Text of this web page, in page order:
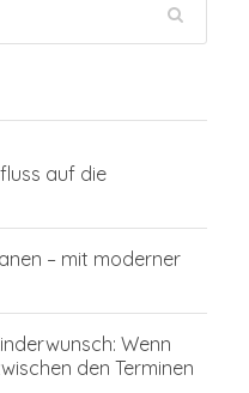
auf die
– mit moderner
Wenn
den Terminen